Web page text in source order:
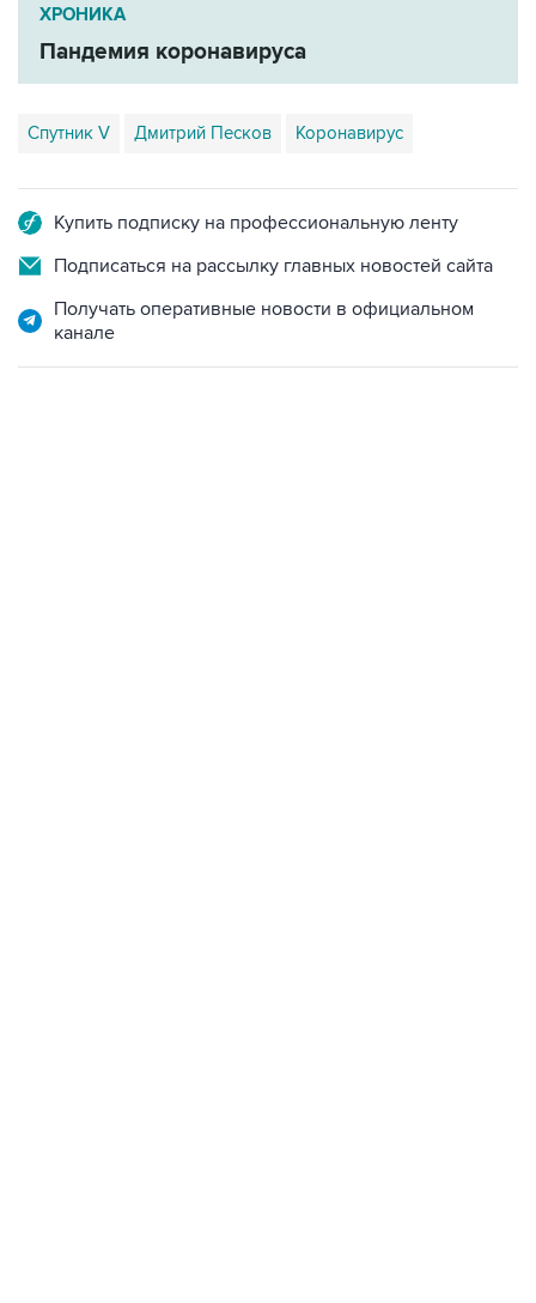
ХРОНИКА
Пандемия коронавируса
Спутник V Дмитрий Песков Коронавирус
Купить подписку на профессиональную ленту
Подписаться на рассылку главных новостей сайта
Получать оперативные новости в официальном
канале